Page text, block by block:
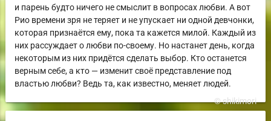
и парень будто ничего не смыслит в вопросах любви. А вот
Рио времени зря не теряет и не упускает ни одной девчонки,
которая признаётся ему, пока та кажется милой. Каждый из
них рассуждает о любви по-своему. Но настанет день, когда
некоторым из них придётся сделать выбор. Кто останется
верным себе, а кто — изменит своё представление под
властью любви? Ведь та, как известно, меняет людей.
© shikimori